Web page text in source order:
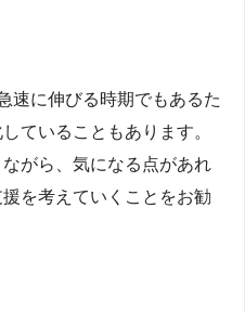
速に伸びる時期でもあるた
ていることもあります。
がら、気になる点があれ
を考えていくことをお勧